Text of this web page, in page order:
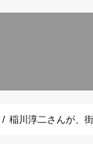
稲川淳二さんが、